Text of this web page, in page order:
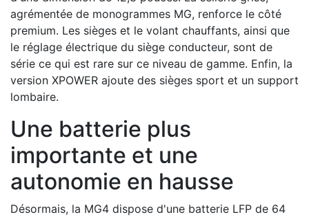
agrémentée de monogrammes MG, renforce le côté
premium. Les sièges et le volant chauffants, ainsi que
le réglage électrique du siège conducteur, sont de
série ce qui est rare sur ce niveau de gamme. Enfin, la
version XPOWER ajoute des sièges sport et un support
lombaire.
Une batterie plus
importante et une
autonomie en hausse
Désormais, la MG4 dispose d'une batterie LFP de 64